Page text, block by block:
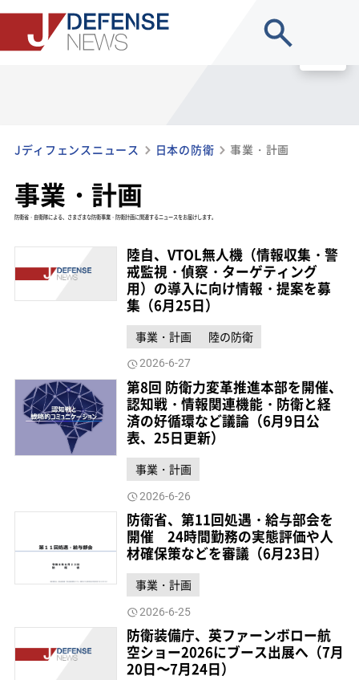
Jディフェンスニュース 日本の防衛 事業・計画
事業・計画
防衛省・自衛隊による、さまざまな防衛事業・防衛計画に関連するニュースをお届けします。
陸自、VTOL無人機（情報収集・警
戒監視・偵察・ターゲティング
用）の導入に向け情報・提案を募
集（6月25日）
事業・計画 陸の防衛
2026-6-27
第8回 防衛力変革推進本部を開催、
認知戦・情報関連機能・防衛と経
済の好循環など議論（6月9日公
表、25日更新）
事業・計画
2026-6-26
防衛省、第11回処遇・給与部会を
開催 24時間勤務の実態評価や人
材確保策などを審議（6月23日）
事業・計画
2026-6-25
防衛装備庁、英ファーンボロー航
空ショー2026にブース出展へ（7月
20日〜7月24日）